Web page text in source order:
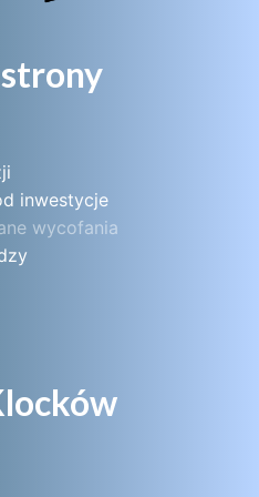
inwestycje
wycofania